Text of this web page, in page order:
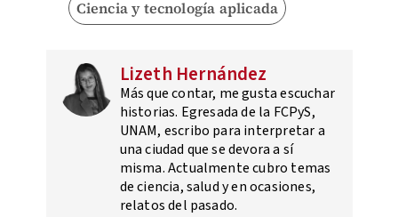
Ciencia y tecnología aplicada
Lizeth Hernández
Más que contar, me gusta escuchar
historias. Egresada de la FCPyS,
UNAM, escribo para interpretar a
una ciudad que se devora a sí
misma. Actualmente cubro temas
de ciencia, salud y en ocasiones,
relatos del pasado.